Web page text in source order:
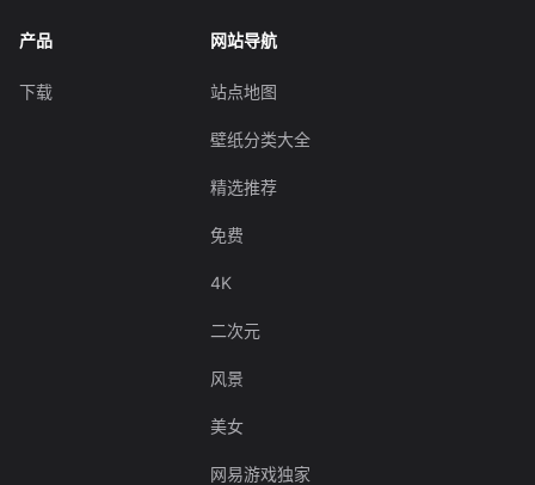
产品
下载
网站导航
站点地图
壁纸分类大全
精选推荐
免费
4K
二次元
风景
美女
网易游戏独家